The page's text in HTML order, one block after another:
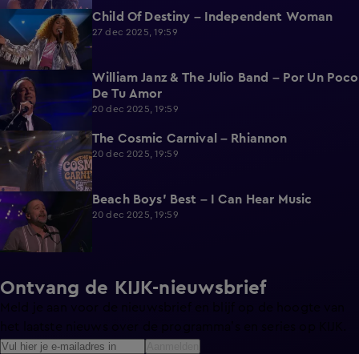
2:12 Child Of Destiny – Independent Woman
27 dec 2025, 19:59
2:30
William Janz & The Julio Band – Por Un Poco
De Tu Amor
20 dec 2025, 19:59
2:02 The Cosmic Carnival – Rhiannon
20 dec 2025, 19:59
2:20 Beach Boys' Best – I Can Hear Music
20 dec 2025, 19:59
Ontvang de KIJK-nieuwsbrief
Meld je aan voor de nieuwsbrief en blijf op de hoogte van